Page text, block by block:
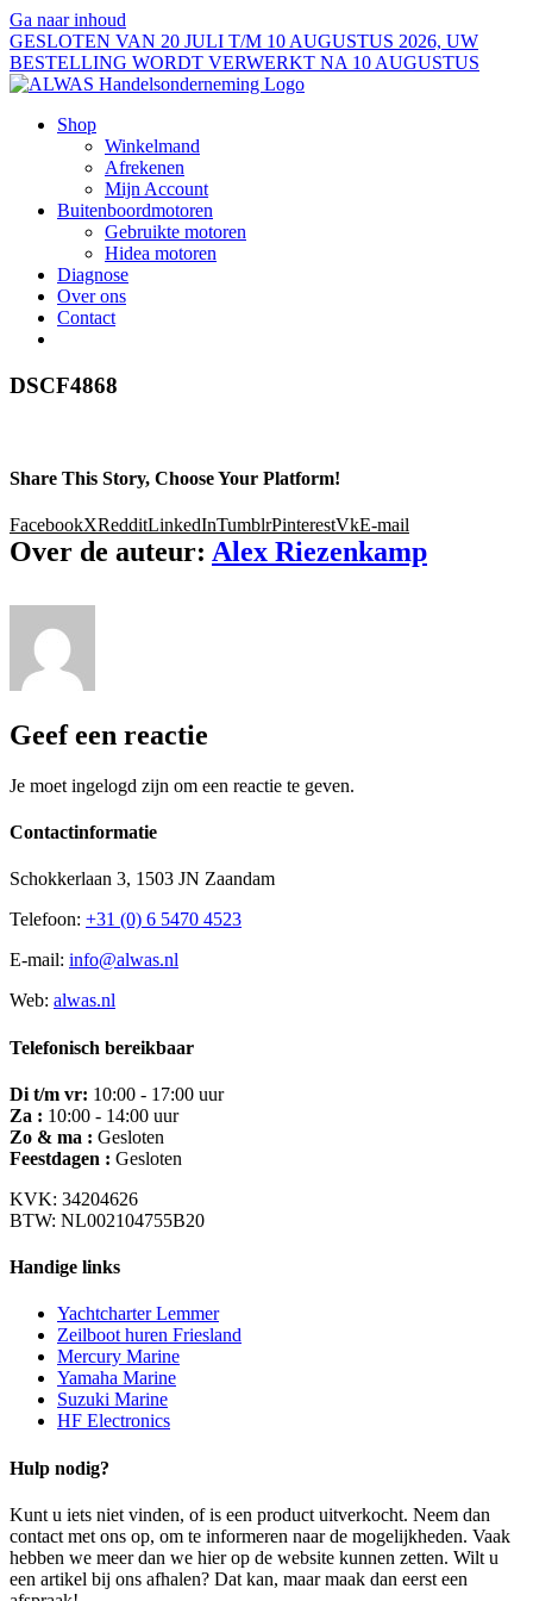
Ga naar inhoud
GESLOTEN VAN 20 JULI T/M 10 AUGUSTUS 2026, UW
BESTELLING WORDT VERWERKT NA 10 AUGUSTUS
Shop
Winkelmand
Afrekenen
Mijn Account
Buitenboordmotoren
Gebruikte motoren
Hidea motoren
Diagnose
Over ons
Contact
DSCF4868
Share This Story, Choose Your Platform!
FacebookXRedditLinkedInTumblrPinterestVkE-mail
Over de auteur: Alex Riezenkamp
Geef een reactie
Je moet ingelogd zijn om een reactie te geven.
Contactinformatie
Schokkerlaan 3, 1503 JN Zaandam
Telefoon: +31 (0) 6 5470 4523
E-mail: info@alwas.nl
Web: alwas.nl
Telefonisch bereikbaar
Di t/m vr: 10:00 - 17:00 uur
Za : 10:00 - 14:00 uur
Zo & ma : Gesloten
Feestdagen : Gesloten
KVK: 34204626
BTW: NL002104755B20
Handige links
Yachtcharter Lemmer
Zeilboot huren Friesland
Mercury Marine
Yamaha Marine
Suzuki Marine
HF Electronics
Hulp nodig?
Kunt u iets niet vinden, of is een product uitverkocht. Neem dan
contact met ons op, om te informeren naar de mogelijkheden. Vaak
hebben we meer dan we hier op de website kunnen zetten. Wilt u
een artikel bij ons afhalen? Dat kan, maar maak dan eerst een